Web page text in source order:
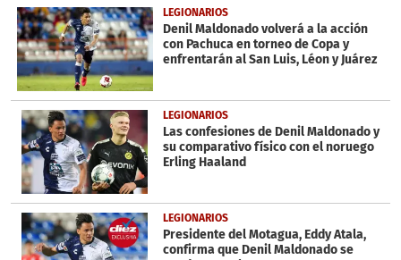
6
minutes,
31
seconds
LEGIONARIOS
Denil Maldonado volverá a la acción
con Pachuca en torneo de Copa y
enfrentarán al San Luis, Léon y Juárez
LEGIONARIOS
Las confesiones de Denil Maldonado y
su comparativo físico con el noruego
Erling Haaland
LEGIONARIOS
Presidente del Motagua, Eddy Atala,
confirma que Denil Maldonado se